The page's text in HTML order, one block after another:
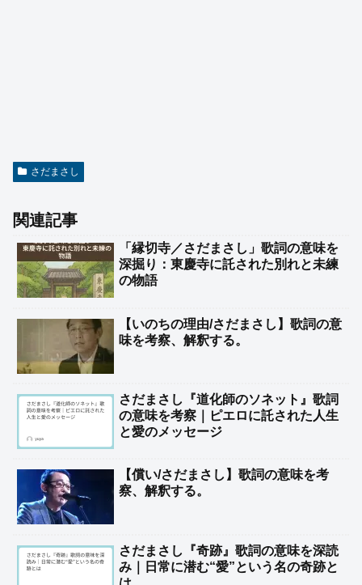
さだまさし
関連記事
「縁切寺／さだまさし」歌詞の意味を
深掘り：東慶寺に託された別れと未練
の物語
【いのちの理由/さだまさし】歌詞の意
味を考察、解釈する。
さだまさし『道化師のソネット』歌詞
の意味を考察｜ピエロに託された人生
と愛のメッセージ
【償い/さだまさし】歌詞の意味を考
察、解釈する。
さだまさし『奇跡』歌詞の意味を深読
み｜日常に潜む“愛”という名の奇跡と